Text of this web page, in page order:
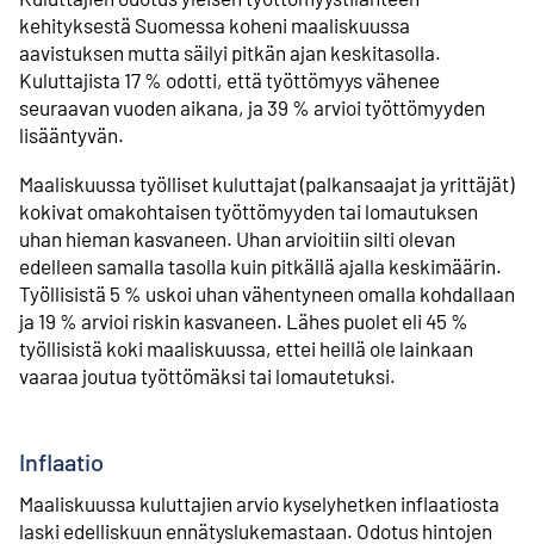
kehityksestä Suomessa koheni maaliskuussa
aavistuksen mutta säilyi pitkän ajan keskitasolla.
Kuluttajista 17 % odotti, että työttömyys vähenee
seuraavan vuoden aikana, ja 39 % arvioi työttömyyden
lisääntyvän.
Maaliskuussa työlliset kuluttajat (palkansaajat ja yrittäjät)
kokivat omakohtaisen työttömyyden tai lomautuksen
uhan hieman kasvaneen. Uhan arvioitiin silti olevan
edelleen samalla tasolla kuin pitkällä ajalla keskimäärin.
Työllisistä 5 % uskoi uhan vähentyneen omalla kohdallaan
ja 19 % arvioi riskin kasvaneen. Lähes puolet eli 45 %
työllisistä koki maaliskuussa, ettei heillä ole lainkaan
vaaraa joutua työttömäksi tai lomautetuksi.
Inflaatio
Maaliskuussa kuluttajien arvio kyselyhetken inflaatiosta
laski edelliskuun ennätyslukemastaan. Odotus hintojen